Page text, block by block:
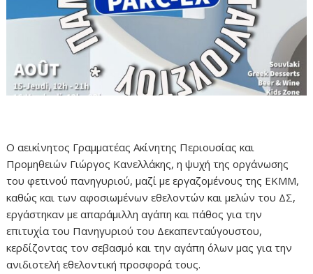
Ο αεικίνητος Γραμματέας Ακίνητης Περιουσίας και
Προμηθειών Γιώργος Κανελλάκης, η ψυχή της οργάνωσης
του φετινού πανηγυριού, μαζί μεεργαζομένους της ΕΚΜΜ,
καθώς και των αφοσιωμένων εθελοντών και μελών του ΔΣ,
εργάστηκαν με απαράμιλλη αγάπη και πάθος για την
επιτυχία του Πανηγυριού του Δεκαπενταύγουστου,
κερδίζοντας τον σεβασμό και την αγάπη όλων μας για την
ανιδιοτελή εθελοντική προσφορά τους.